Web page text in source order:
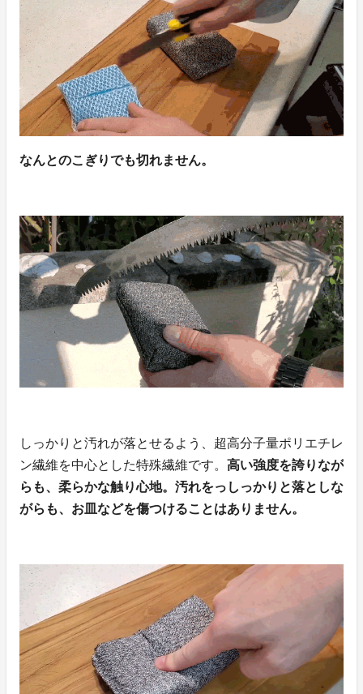
なんとのこぎりでも切れません。
しっかりと汚れが落とせるよう、超高分子量ポリエチレ
ン繊維を中心とした特殊繊維です。 高い強度を誇りなが
らも、柔らかな触り心地。汚れをっしっかりと落としな
がらも、お皿などを傷つけることはありません。